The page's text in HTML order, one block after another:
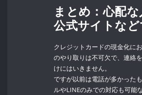
まとめ：心配
公式サイトな
クレジットカードの現金化に
のやり取りは不可欠で、連絡
けにはいきません。
ですが以前は電話が多かった
ルやLINEのみでの対応も可能